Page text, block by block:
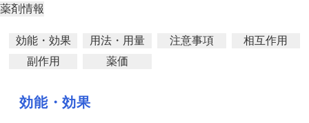
薬剤情報
効能・効果 用法・用量 注意事項
相互作用
副作用
薬価
効能・効果